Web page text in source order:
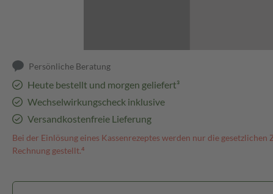
Persönliche Beratung
Heute bestellt und morgen geliefert³
Wechselwirkungscheck inklusive
Versandkostenfreie Lieferung
Bei der Einlösung eines Kassenrezeptes werden nur die gesetzlichen
Rechnung gestellt.⁴